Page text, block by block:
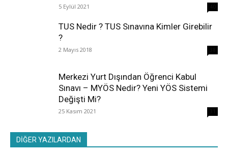
5 Eylül 2021
TUS Nedir ? TUS Sınavına Kimler Girebilir
?
2 Mayıs 2018
Merkezi Yurt Dışından Öğrenci Kabul
Sınavı – MYÖS Nedir? Yeni YÖS Sistemi
Değişti Mi?
25 Kasım 2021
DİĞER YAZILARDAN